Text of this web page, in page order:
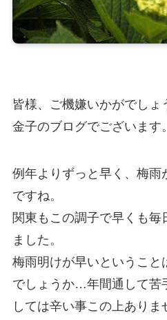
皆様、ご機嫌いかがでしょ
金子のブログでございます。
例年よりずっと早く、梅雨
ですね。
関東もこの調子で早くも毎
ました。
梅雨明けが早いということ
でしょうか…年間通して苦
しては辛い事この上ありま